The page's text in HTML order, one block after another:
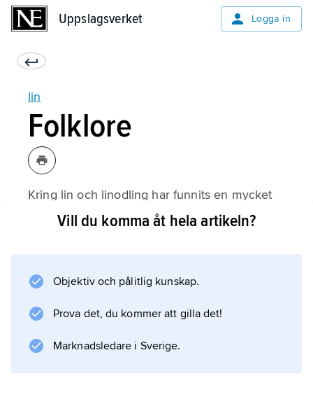
Uppslagsverket Logga in
lin
Folklore
Kring lin och linodling har funnits en mycket
rik flora av övernaturliga föreställningar. Vid
”kvinnodag”, gärna av en kvinna, och den
som sådde borde vara linneklädd.
Vill du komma åt hela artikeln?
Objektiv och pålitlig kunskap.
Prova det, du kommer att gilla det!
Marknadsledare i Sverige.